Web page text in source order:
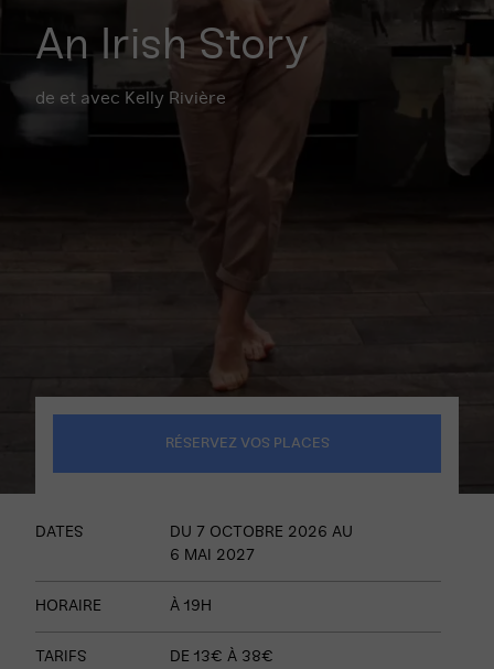
An Irish Story
de et avec Kelly Rivière
RÉSERVEZ VOS PLACES
spectacle
DATES DU 7 OCTOBRE 2026 AU
6 MAI 2027
HORAIRE À 19H
TARIFS DE 13€ À 38€